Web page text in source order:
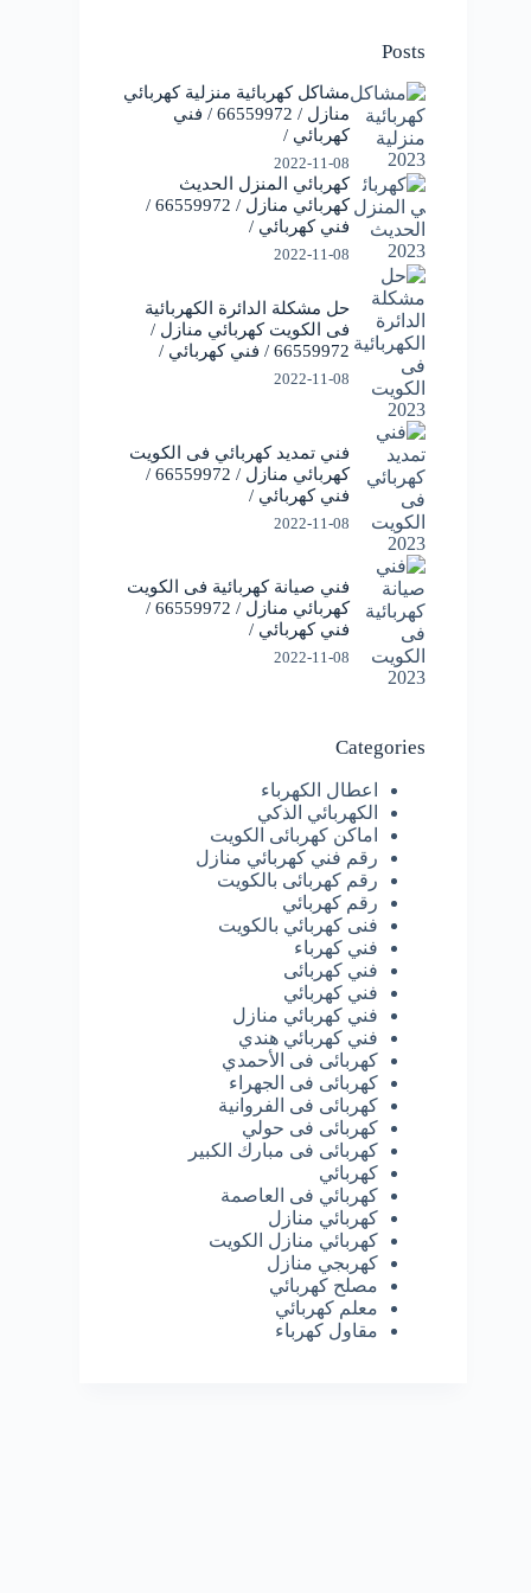
Posts
مشاكل كهربائية منزلية كهربائي
منازل / 66559972 / فني
كهربائي /
2022-11-08
كهربائي المنزل الحديث
كهربائي منازل / 66559972 /
فني كهربائي /
2022-11-08
حل مشكلة الدائرة الكهربائية
فى الكويت كهربائي منازل /
66559972 / فني كهربائي /
2022-11-08
فني تمديد كهربائي فى الكويت
كهربائي منازل / 66559972 /
فني كهربائي /
2022-11-08
فني صيانة كهربائية فى الكويت
كهربائي منازل / 66559972 /
فني كهربائي /
2022-11-08
Categories
اعطال الكهرباء
الكهربائي الذكي
اماكن كهربائى الكويت
رقم فني كهربائي منازل
رقم كهربائى بالكويت
رقم كهربائي
فنى كهربائي بالكويت
فني كهرباء
فني كهربائى
فني كهربائي
فني كهربائي منازل
فني كهربائي هندي
كهربائى فى الأحمدي
كهربائى فى الجهراء
كهربائى فى الفروانية
كهربائى فى حولي
كهربائى فى مبارك الكبير
كهربائي
كهربائي فى العاصمة
كهربائي منازل
كهربائي منازل الكويت
كهربجي منازل
مصلح كهربائي
معلم كهربائي
مقاول كهرباء